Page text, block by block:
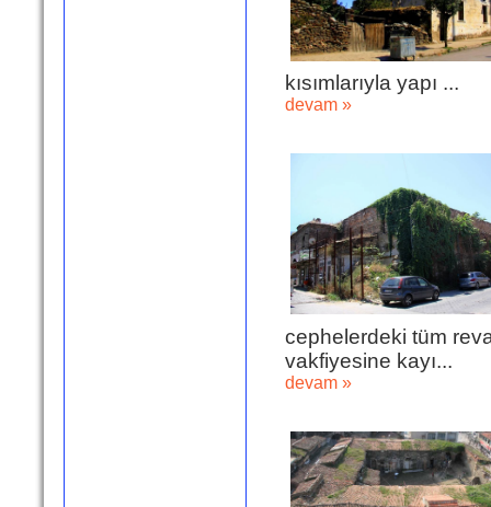
kısımlarıyla yapı ...
devam »
cephelerdeki tüm
vakfiyesine kayı...
devam »